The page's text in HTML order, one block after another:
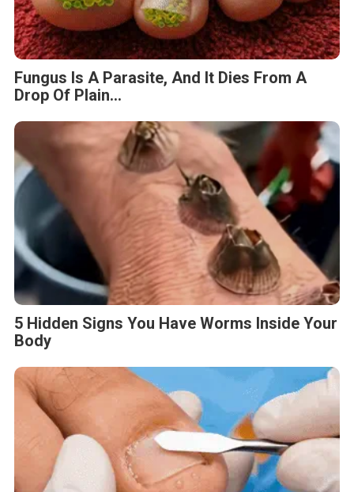
Fungus Is A Parasite, And It Dies From A
Drop Of Plain...
5 Hidden Signs You Have Worms Inside Your
Body